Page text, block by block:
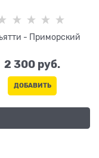
- Приморский
2 300 руб.
ДОБАВИТЬ